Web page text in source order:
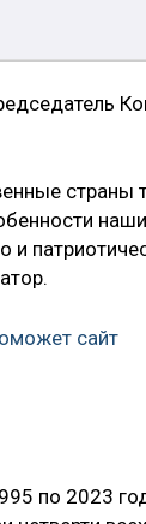
страны
и
сайт
по 2023